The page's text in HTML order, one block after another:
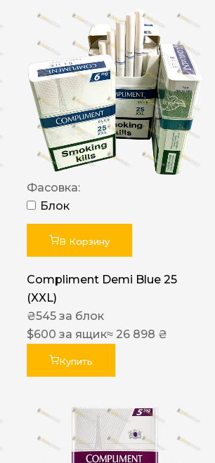
Фасовка:
Блок
В Корзину
Compliment Demi Blue 25
(XXL)
₴545 за блок
$600 за ящик≈ 26 898 ₴
Купить